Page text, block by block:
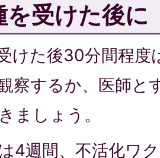
を受けた後に
けた後30分間程度
察するか、医師と
ましょう。
4週間、不活化ワ